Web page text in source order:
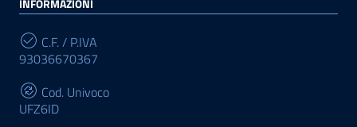
INFORMAZIONI
C.F. / P.IVA
93036670367
Cod. Univoco
UFZ6ID